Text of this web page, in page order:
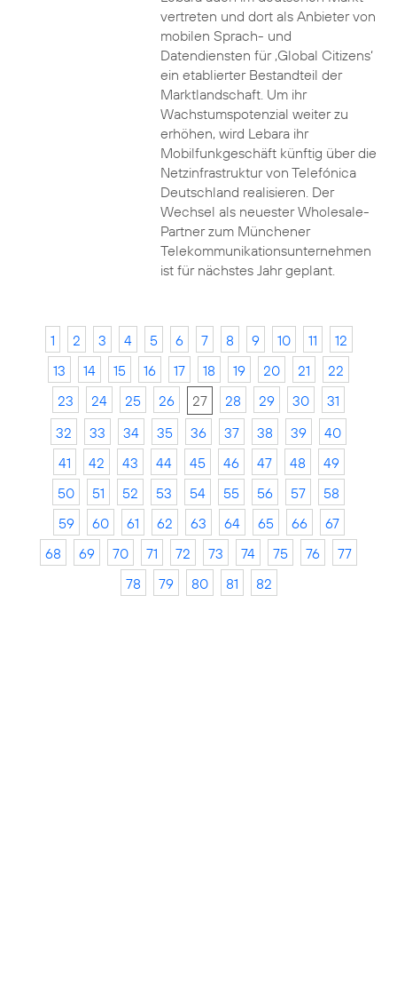
vertreten und dort als Anbieter von
mobilen Sprach- und
Datendiensten für ‚Global Citizens‘
ein etablierter Bestandteil der
Marktlandschaft. Um ihr
Wachstumspotenzial weiter zu
erhöhen, wird Lebara ihr
Mobilfunkgeschäft künftig über die
Netzinfrastruktur von Telefónica
Deutschland realisieren. Der
Wechsel als neuester Wholesale-
Partner zum Münchener
Telekommunikationsunternehmen
ist für nächstes Jahr geplant.
1 2 3 4 5 6 7 8 9 10 11
12
13
14 15 16 17 18 19 20 21
22
23
24 25 26 27 28 29 30
31
32
33 34 35 36 37 38 39
40
41
42 43 44 45 46 47 48
49
50
51 52 53 54 55 56 57
58
59
60 61 62 63 64 65 66
67
68
69 70 71 72 73 74 75 76
77
78
79 80 81 82